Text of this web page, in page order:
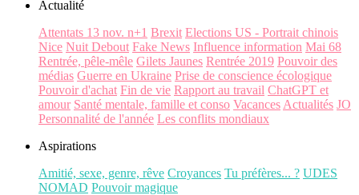
Actualité
Attentats 13 nov. n+1 Brexit Elections US - Portrait chinois
Nice Nuit Debout Fake News Influence information Mai 68
Rentrée, pêle-mêle Gilets Jaunes Rentrée 2019 Pouvoir des
médias Guerre en Ukraine Prise de conscience écologique
Pouvoir d'achat Fin de vie Rapport au travail ChatGPT et
amour Santé mentale, famille et conso Vacances Actualités JO
Personnalité de l'année Les conflits mondiaux
Aspirations
Amitié, sexe, genre, rêve Croyances Tu préfères... ? UDES
NOMAD Pouvoir magique